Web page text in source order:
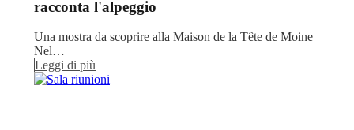
racconta l'alpeggio
Una mostra da scoprire alla Maison de la Tête de Moine
Nel…
Leggi di più